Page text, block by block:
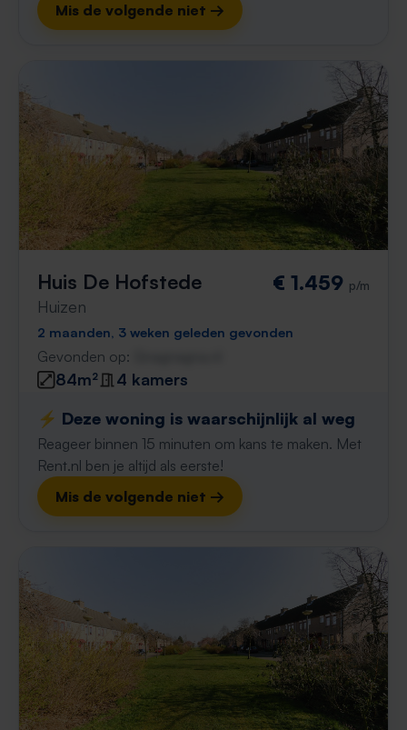
Mis de volgende niet →
Huis De Hofstede
Huizen
€ 1.459 p/m
2 maanden, 3 weken geleden gevonden
Gevonden op:
84m²
4 kamers
⚡️ Deze woning is waarschijnlijk al weg
Reageer binnen 15 minuten om kans te maken. Met
Rent.nl ben je altijd als eerste!
Mis de volgende niet →